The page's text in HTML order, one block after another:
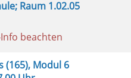
Raum 1.02.05
beachten
(165), Modul 6